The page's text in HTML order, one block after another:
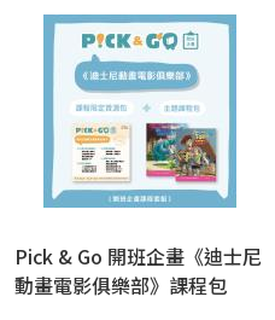
Pick & Go 開班企畫《迪士尼
動畫電影俱樂部》課程包